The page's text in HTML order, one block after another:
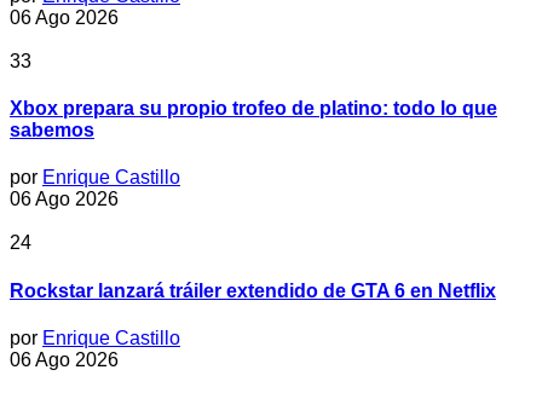
06 Ago 2026
33
Xbox prepara su propio trofeo de platino: todo lo que
sabemos
por Enrique Castillo
06 Ago 2026
24
Rockstar lanzará tráiler extendido de GTA 6 en Netflix
por Enrique Castillo
06 Ago 2026